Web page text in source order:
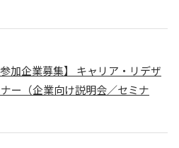
加企業募集】 キャリア・リデザ
ー（企業向け説明会／セミナ